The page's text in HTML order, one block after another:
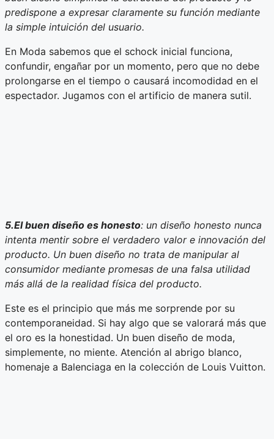
predispone a expresar claramente su función mediante
la simple intuición del usuario.
En Moda sabemos que el schock inicial funciona,
confundir, engañar por un momento, pero que no debe
prolongarse en el tiempo o causará incomodidad en el
espectador. Jugamos con el artificio de manera sutil.
5.El buen diseño es honesto: un diseño honesto nunca
intenta mentir sobre el verdadero valor e innovación del
producto. Un buen diseño no trata de manipular al
consumidor mediante promesas de una falsa utilidad
más allá de la realidad física del producto.
Este es el principio que más me sorprende por su
contemporaneidad. Si hay algo que se valorará más que
el oro es la honestidad. Un buen diseño de moda,
simplemente, no miente. Atención al abrigo blanco,
homenaje a Balenciaga en la colección de Louis Vuitton.